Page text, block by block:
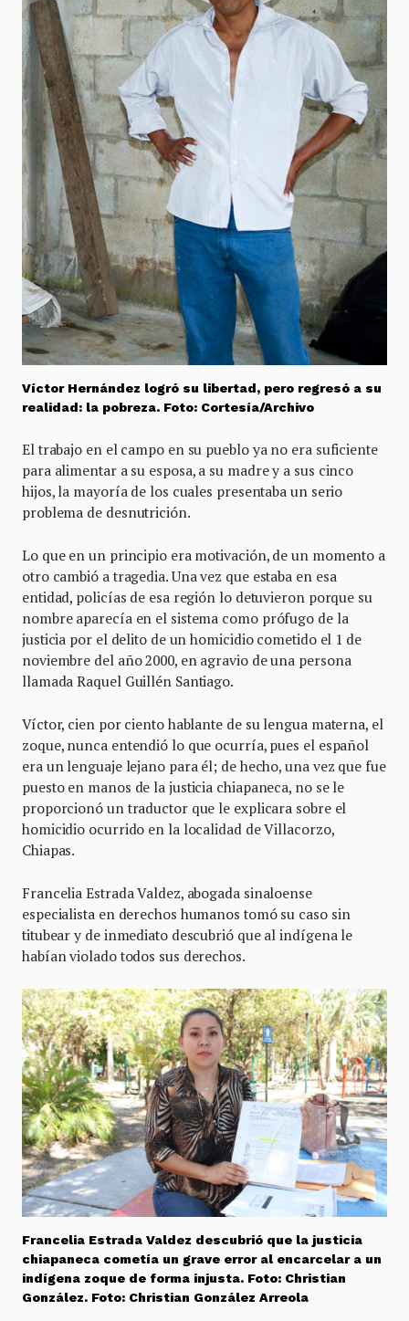
Víctor Hernández logró su libertad, pero regresó a su
realidad: la pobreza. Foto: Cortesía/Archivo
El trabajo en el campo en su pueblo ya no era suficiente
para alimentar a su esposa, a su madre y a sus cinco
hijos, la mayoría de los cuales presentaba un serio
problema de desnutrición.
Lo que en un principio era motivación, de un momento a
otro cambió a tragedia. Una vez que estaba en esa
entidad, policías de esa región lo detuvieron porque su
nombre aparecía en el sistema como prófugo de la
justicia por el delito de un homicidio cometido el 1 de
noviembre del año 2000, en agravio de una persona
llamada Raquel Guillén Santiago.
Víctor, cien por ciento hablante de su lengua materna, el
zoque, nunca entendió lo que ocurría, pues el español
era un lenguaje lejano para él; de hecho, una vez que fue
puesto en manos de la justicia chiapaneca, no se le
proporcionó un traductor que le explicara sobre el
homicidio ocurrido en la localidad de Villacorzo,
Chiapas.
Francelia Estrada Valdez, abogada sinaloense
especialista en derechos humanos tomó su caso sin
titubear y de inmediato descubrió que al indígena le
habían violado todos sus derechos.
Francelia Estrada Valdez descubrió que la justicia
chiapaneca cometía un grave error al encarcelar a un
indígena zoque de forma injusta. Foto: Christian
González. Foto: Christian González Arreola